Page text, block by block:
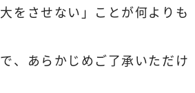
をさせない」ことが何よりも
、あらかじめご了承いただけ